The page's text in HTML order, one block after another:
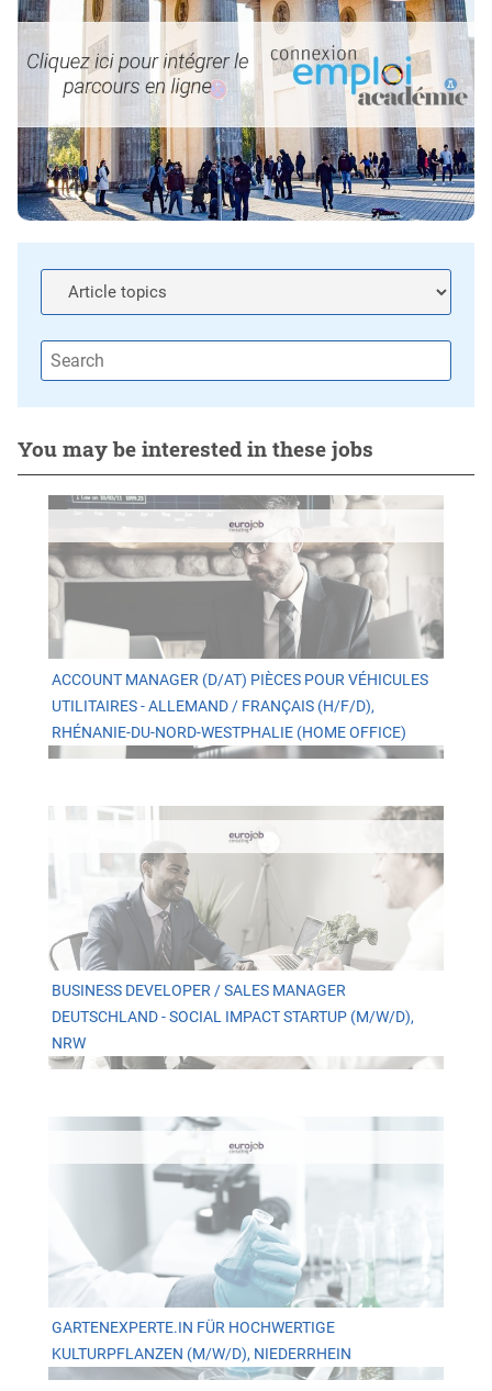
You may be interested in these jobs
ACCOUNT MANAGER (D/AT) PIÈCES POUR VÉHICULES
UTILITAIRES - ALLEMAND / FRANÇAIS (H/F/D),
RHÉNANIE-DU-NORD-WESTPHALIE (HOME OFFICE)
BUSINESS DEVELOPER / SALES MANAGER
DEUTSCHLAND - SOCIAL IMPACT STARTUP (M/W/D),
NRW
GARTENEXPERTE.IN FÜR HOCHWERTIGE
KULTURPFLANZEN (M/W/D), NIEDERRHEIN